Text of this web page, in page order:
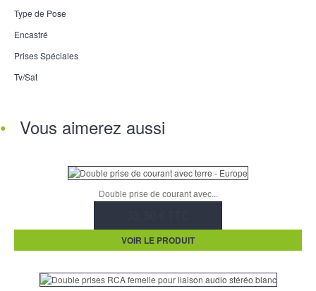
Type de Pose
Encastré
Prises Spéciales
Tv/Sat
Vous aimerez aussi
Double prise de courant avec...
VOIR LE PRODUIT